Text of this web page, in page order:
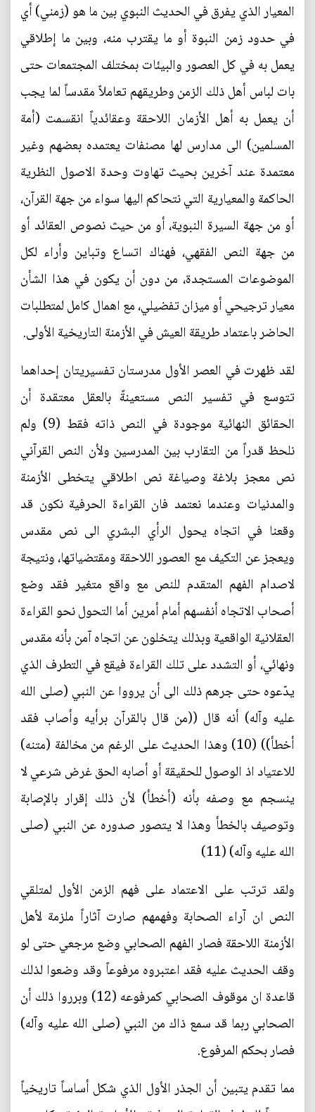
المعيار الذي يفرق في الحديث النبوي بين ما هو (زمني) أي
في حدود زمن النبوة أو ما يقترب منه، وبين ما إطلاقي
يعمل به في كل العصور والبيئات بمختلف المجتمعات حتى
بات لباس أهل ذلك الزمن وطريقهم تعاملاً مقدساً لما يجب
أن يعمل به أهل الأزمان اللاحقة وعقائدياً انقسمت (أمة
المسلمين) الى مدارس لها مصنفات يعتمده بعضهم وغير
معتمدة عند آخرين بحيث تهاوت وحدة الاصول النظرية
الحاكمة والمعيارية التي نتحاكم اليها سواء من جهة القرآن،
أو من جهة السيرة النبوية، أو من حيث نصوص العقائد أو
من جهة النص الفقهي، فهناك اتساع وتباين وأراء لكل
الموضوعات المستجدة، من دون أن يكون في هذا الشأن
معيار ترجيحي أو ميزان تفضيلي، مع اهمال كامل لمتطلبات
الحاضر باعتماد طريقة العيش في الأزمنة التاريخية الأولى.
لقد ظهرت في العصر الأول مدرستان تفسيريتان إحداهما
تتوسع في تفسير النص مستعينةً بالعقل معتقدة أن
الحقائق النهائية موجودة في النص ذاته فقط (9) ولم
نلحظ قدراً من التقارب بين المدرسين ولأن النص القرآني
نص معجز بلاغة وصياغة نص اطلاقي يتخطى الأزمنة
والمدنيات وعندما نعتمد فان القراءة الحرفية نكون قد
وقعنا في اتجاه يحول الرأي البشري الى نص مقدس
ويعجز عن التكيف مع العصور اللاحقة ومقتضياتها، ونتيجة
لاصدام الفهم المتقدم للنص مع واقع متغير فقد وضع
أصحاب الاتجاه أنفسهم أمام أمرين أما التحول نحو القراءة
العقلانية الواقعية وبذلك يتخلون عن اتجاه آمن بأنه مقدس
ونهائي، أو التشدد على تلك القراءة فيقع في التطرف الذي
يدّعوه حتى جرهم ذلك الى أن يرووا عن النبي (صلى الله
عليه وآله) أنه قال ((من قال بالقرآن برأيه وأصاب فقد
أخطأ)) (10) وهذا الحديث على الرغم من مخالفة (متنه)
للاعتياد اذ الوصول للحقيقة أو أصابه الحق غرض شرعي لا
ينسجم مع وصفه بأنه (أخطأ) لأن ذلك إقرار بالإصابة
وتوصيف بالخطأ وهذا لا يتصور صدوره عن النبي (صلى
الله عليه وآله) (11)
ولقد ترتب على الاعتماد على فهم الزمن الأول لمتلقي
النص ان آراء الصحابة وفهمهم صارت آثاراً ملزمة لأهل
الأزمنة اللاحقة فصار الفهم الصحابي وضع مرجعي حتى لو
وقف الحديث عليه فقد اعتبروه مرفوعاً وقد وضعوا لذلك
قاعدة ان موقوف الصحابي كمرفوعه (12) وبرروا ذلك أن
الصحابي ربما قد سمع ذاك من النبي (صلى الله عليه وآله)
فصار بحكم المرفوع.
مما تقدم يتبين أن الجذر الأول الذي شكل أساساً تاريخياً